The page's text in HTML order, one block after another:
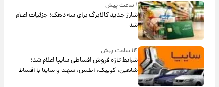
۱ ساعت پیش
شارژ جدید کالابرگ برای سه دهک؛ جزئیات اعلام
شد
۱۴ ساعت پیش
شرایط تازه فروش اقساطی سایپا اعلام شد؛
شاهین، کوییک، اطلس، سهند و ساینا با اقساط
بلندمدت + جدول